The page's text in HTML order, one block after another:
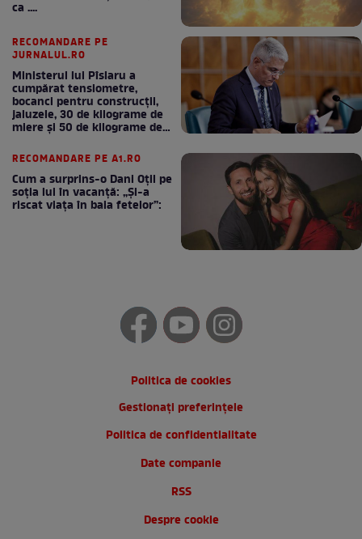
ca ....
RECOMANDARE PE
JURNALUL.RO
Ministerul lui Pîslaru a
cumpărat tensiometre,
bocanci pentru construcții,
jaluzele, 30 de kilograme de
miere și 50 de kilograme de
RECOMANDARE PE A1.RO
Cum a surprins-o Dani Oțil pe
soția lui în vacanță: „Și-a
riscat viața în baia fetelor”:
Politica de cookies
Gestionați preferințele
Politica de confidentialitate
Date companie
RSS
Despre cookie